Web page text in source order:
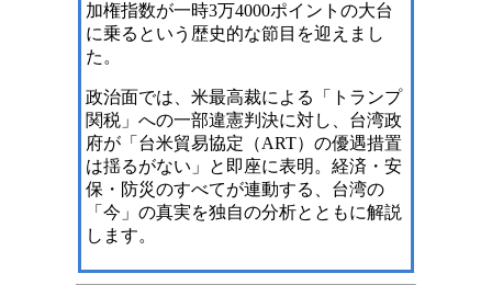
加権指数が一時3万4000ポイントの大台
に乗るという歴史的な節目を迎えまし
た。
政治面では、米最高裁による「トランプ
関税」への一部違憲判決に対し、台湾政
府が「台米貿易協定（ART）の優遇措置
は揺るがない」と即座に表明。経済・安
保・防災のすべてが連動する、台湾の
「今」の真実を独自の分析とともに解説
します。